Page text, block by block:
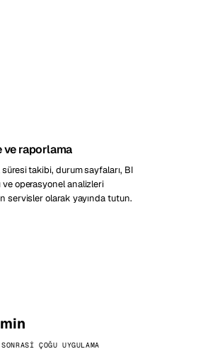
ve raporlama
süresi takibi, durum sayfaları, BI
ve operasyonel analizleri
servisler olarak yayında tutun.
SONRASI ÇOĞU UYGULAMA